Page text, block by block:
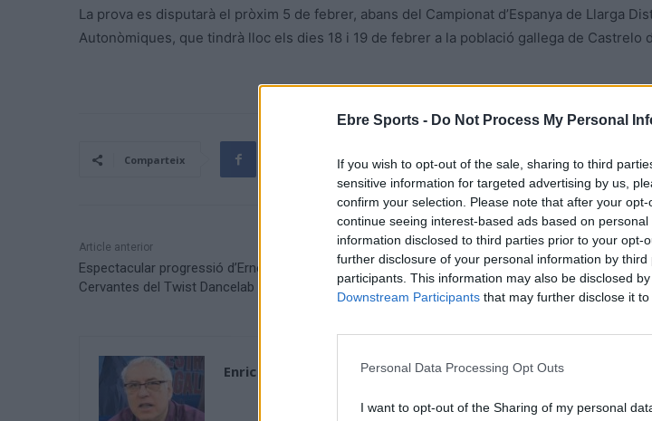
Ebre Sports - Do Not Process My Personal
If you wish to opt-out of the sale, sharing to third
sensitive information for targeted advertising by us,
confirm your selection. Please note that after your
continue seeing interest-based ads based on
information disclosed to third parties prior to your opt-
further disclosure of your personal information by third
participants. This information may also be disclosed
Downstream Participants that may further disclose it
Personal Data Processing Opt Outs
I want to opt-out of the Sharing of my personal
La prova es disputarà el pròxim 5 de febrer, abans del Campionat d’Espanya de Llarga
Autonòmiques, que tindrà lloc els dies 18 i 19 de febrer a la població gallega de Castrelo
Comparteix
Article anterior
Espectacular progressió d’Ernest Caballé i Cinta
Cervantes del Twist Dancelab Tortosa
La cursa del Perelló inaugura la
Enric Alguero